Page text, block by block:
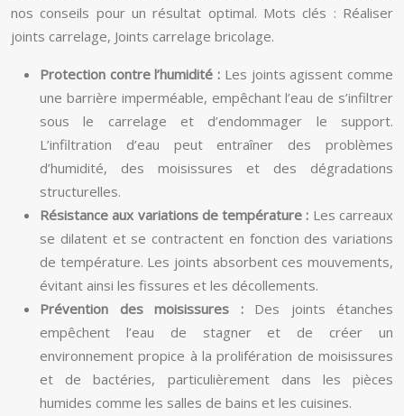
nos conseils pour un résultat optimal. Mots clés : Réaliser
joints carrelage, Joints carrelage bricolage.
Protection contre l’humidité : Les joints agissent comme
une barrière imperméable, empêchant l’eau de s’infiltrer
sous le carrelage et d’endommager le support.
L’infiltration d’eau peut entraîner des problèmes
d’humidité, des moisissures et des dégradations
structurelles.
Résistance aux variations de température : Les carreaux
se dilatent et se contractent en fonction des variations
de température. Les joints absorbent ces mouvements,
évitant ainsi les fissures et les décollements.
Prévention des moisissures : Des joints étanches
empêchent l’eau de stagner et de créer un
environnement propice à la prolifération de moisissures
et de bactéries, particulièrement dans les pièces
humides comme les salles de bains et les cuisines.